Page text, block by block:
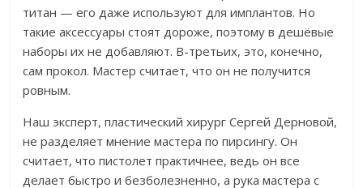
титан — его даже используют для имплантов. Но
такие аксессуары стоят дороже, поэтому в дешёвые
наборы их не добавляют. В-третьих, это, конечно,
сам прокол. Мастер считает, что он не получится
ровным.
Наш эксперт, пластический хирург Сергей Дерновой,
не разделяет мнение мастера по пирсингу. Он
считает, что пистолет практичнее, ведь он все
делает быстро и безболезненно, а рука мастера с